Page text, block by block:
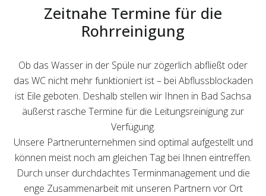
Zeitnahe Termine für die
Rohrreinigung
Ob das Wasser in der Spüle nur zögerlich abfließt oder
das WC nicht mehr funktioniert ist – bei Abflussblockaden
ist Eile geboten. Deshalb stellen wir Ihnen in Bad Sachsa
äußerst rasche Termine für die Leitungsreinigung zur
Verfügung.
Unsere Partnerunternehmen sind optimal aufgestellt und
können meist noch am gleichen Tag bei Ihnen eintreffen.
Durch unser durchdachtes Terminmanagement und die
enge Zusammenarbeit mit unseren Partnern vor Ort